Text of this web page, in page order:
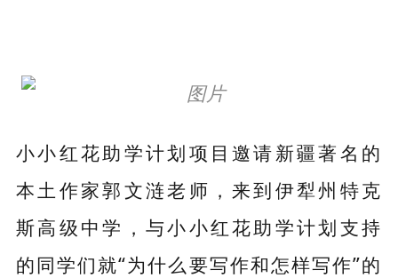
小小红花助学计划项目邀请新疆著名的
本土作家郭文涟老师，来到伊犁州特克
斯高级中学，与小小红花助学计划支持
的同学们就“为什么要写作和怎样写作”的